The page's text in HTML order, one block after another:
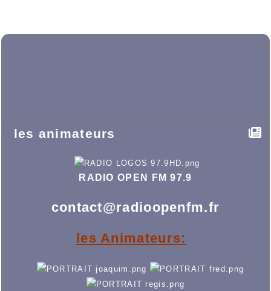
les animateurs
RADIO OPEN FM 97.9
contact@radioopenfm.fr
les Animateurs: